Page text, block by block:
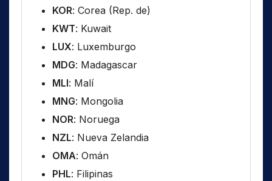
KOR: Corea (Rep. de)
KWT: Kuwait
LUX: Luxemburgo
MDG: Madagascar
MLI: Malí
MNG: Mongolia
NOR: Noruega
NZL: Nueva Zelandia
OMA: Omán
PHL: Filipinas